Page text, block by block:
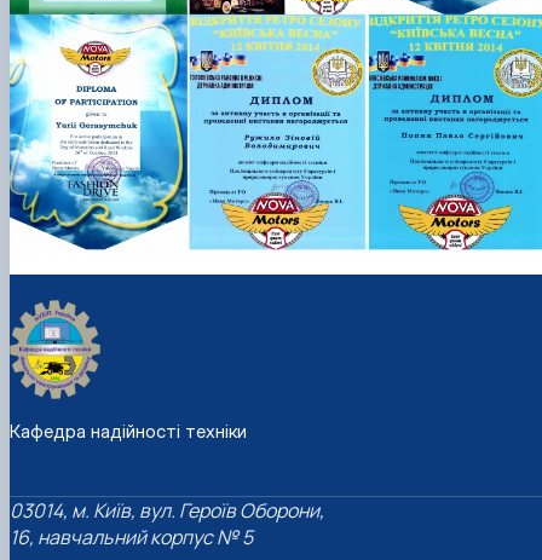
Кафедра надійності техніки
03014, м. Київ, вул. Героїв Оборони,
16, навчальний корпус № 5